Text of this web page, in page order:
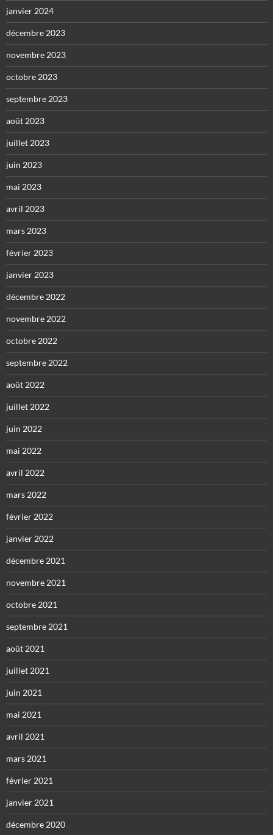
janvier 2024
décembre 2023
novembre 2023
octobre 2023
septembre 2023
août 2023
juillet 2023
juin 2023
mai 2023
avril 2023
mars 2023
février 2023
janvier 2023
décembre 2022
novembre 2022
octobre 2022
septembre 2022
août 2022
juillet 2022
juin 2022
mai 2022
avril 2022
mars 2022
février 2022
janvier 2022
décembre 2021
novembre 2021
octobre 2021
septembre 2021
août 2021
juillet 2021
juin 2021
mai 2021
avril 2021
mars 2021
février 2021
janvier 2021
décembre 2020